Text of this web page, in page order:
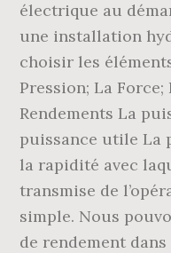
électrique au
une installation
choisir les
Pression; La Force;
Rendements La
puissance utile La
la rapidité avec
transmise de
simple. Nous
de rendement